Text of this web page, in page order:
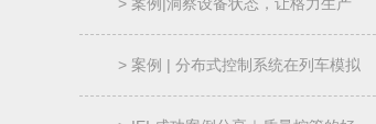
> 案例|洞察设备状态，让格力生产
过程“透明化”
> 案例 | 分布式控制系统在列车模拟